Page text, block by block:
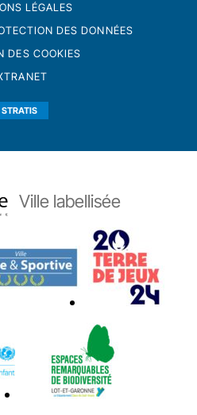
LÉGALES
DES DONNÉES
DES COOKIES
STRATIS
Ville labellisée